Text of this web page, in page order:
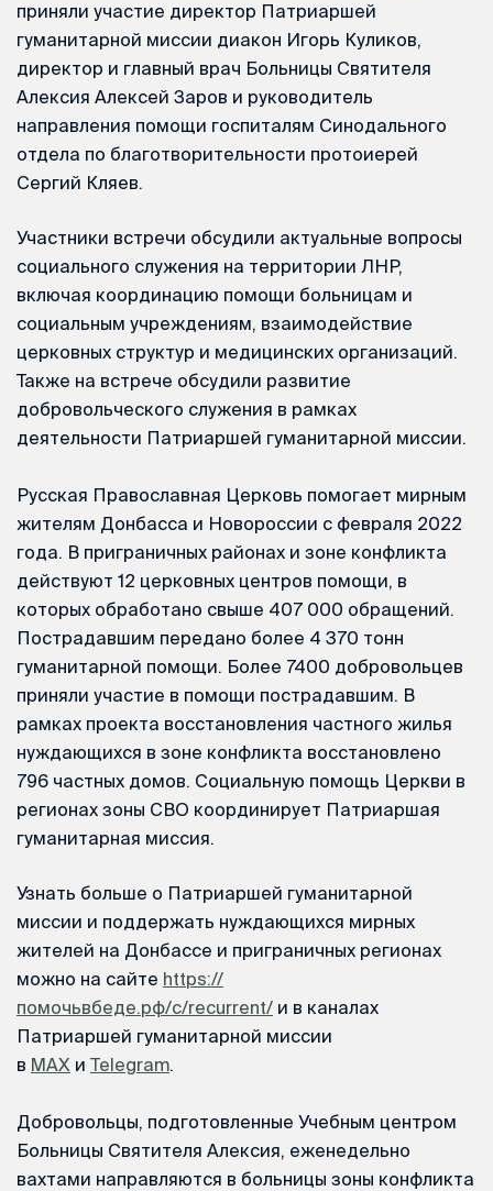
приняли участие директор Патриаршей
гуманитарной миссии диакон Игорь Куликов,
директор и главный врач Больницы Святителя
Алексия Алексей Заров и руководитель
направления помощи госпиталям Синодального
отдела по благотворительности протоиерей
Сергий Кляев.
Участники встречи обсудили актуальные вопросы
социального служения на территории ЛНР,
включая координацию помощи больницам и
социальным учреждениям, взаимодействие
церковных структур и медицинских организаций.
Также на встрече обсудили развитие
добровольческого служения в рамках
деятельности Патриаршей гуманитарной миссии.
Русская Православная Церковь помогает мирным
жителям Донбасса и Новороссии с февраля 2022
года. В приграничных районах и зоне конфликта
действуют 12 церковных центров помощи, в
которых обработано свыше 407 000 обращений.
Пострадавшим передано более 4 370 тонн
гуманитарной помощи. Более 7400 добровольцев
приняли участие в помощи пострадавшим. В
рамках проекта восстановления частного жилья
нуждающихся в зоне конфликта восстановлено
796 частных домов. Социальную помощь Церкви в
регионах зоны СВО координирует Патриаршая
гуманитарная миссия.
Узнать больше о Патриаршей гуманитарной
миссии и поддержать нуждающихся мирных
жителей на Донбассе и приграничных регионах
можно на сайте https://
помочьвбеде.рф/c/recurrent/ и в каналах
Патриаршей гуманитарной миссии
в MAX и Telegram.
Добровольцы, подготовленные Учебным центром
Больницы Святителя Алексия, еженедельно
вахтами направляются в больницы зоны конфликта